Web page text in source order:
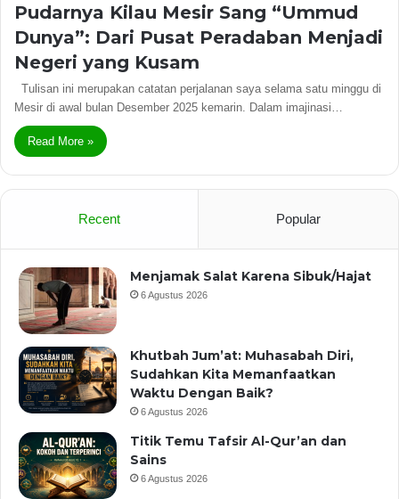
Pudarnya Kilau Mesir Sang “Ummud
Dunya”: Dari Pusat Peradaban Menjadi
Negeri yang Kusam
Tulisan ini merupakan catatan perjalanan saya selama satu minggu di
Mesir di awal bulan Desember 2025 kemarin. Dalam imajinasi…
Read More »
Recent Popular
Menjamak Salat Karena Sibuk/Hajat
6 Agustus 2026
Khutbah Jum’at: Muhasabah Diri,
Sudahkan Kita Memanfaatkan
Waktu Dengan Baik?
6 Agustus 2026
Titik Temu Tafsir Al-Qur’an dan
Sains
6 Agustus 2026